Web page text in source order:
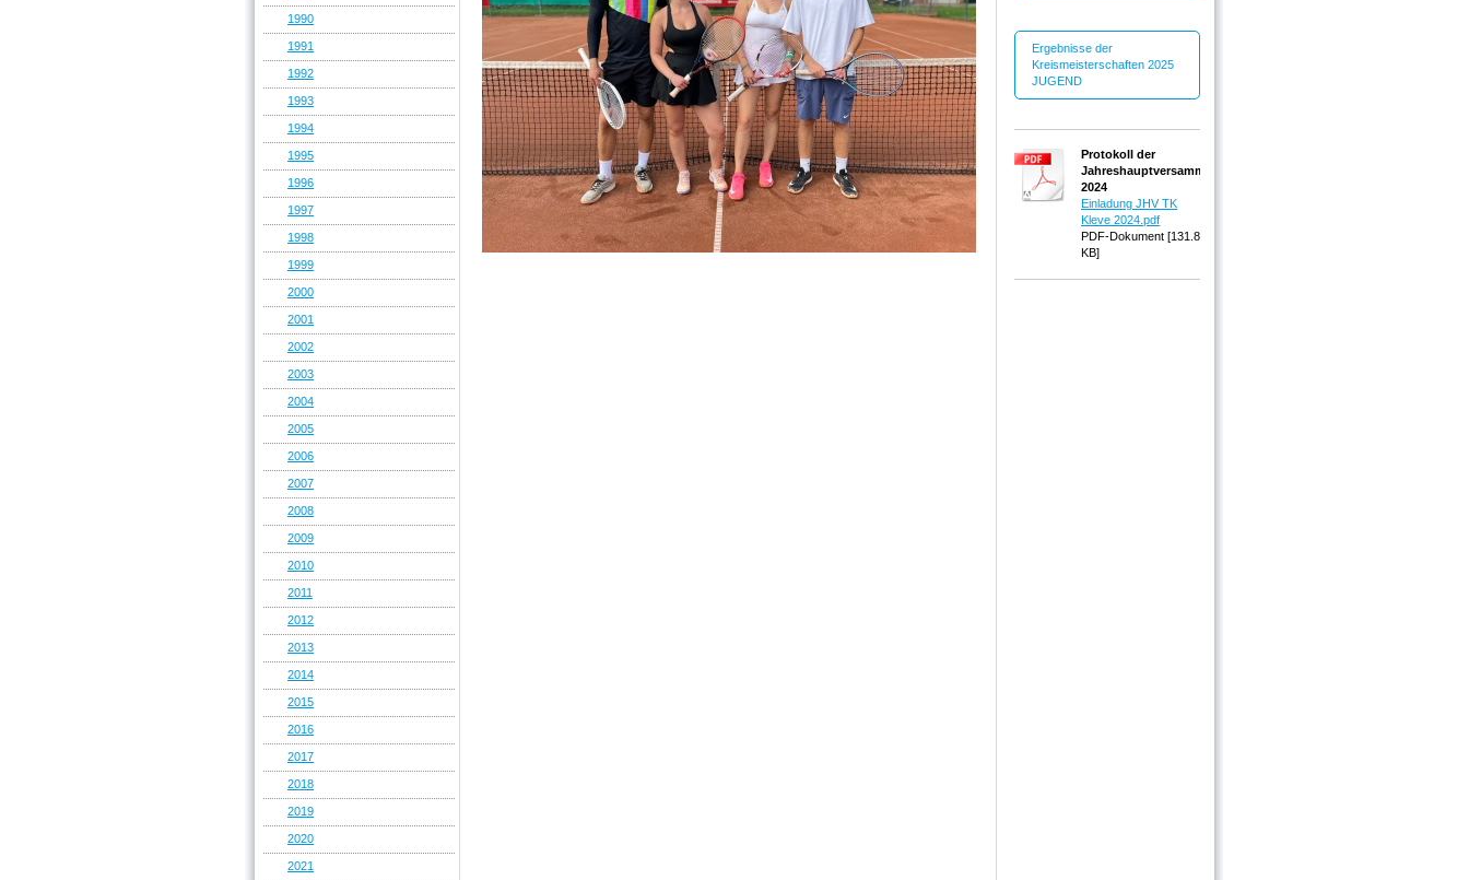
1990
1991
1992
1993
1994
1995
1996
1997
1998
1999
2000
2001
2002
2003
2004
2005
2006
2007
2008
2009
2010
2011
2012
2013
2014
2015
2016
2017
2018
2019
2020
2021
Ergebnisse der
Kreismeisterschaften 2025
JUGEND
Protokoll der
Jahreshauptversammlung
2024
Einladung JHV TK
Kleve 2024.pdf
PDF-Dokument [131.8
KB]